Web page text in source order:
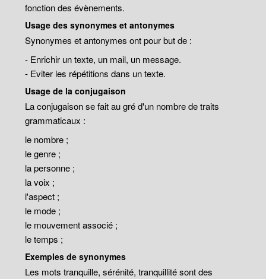
fonction des évènements.
Usage des synonymes et antonymes
Synonymes et antonymes ont pour but de :
- Enrichir un texte, un mail, un message.
- Eviter les répétitions dans un texte.
Usage de la conjugaison
La conjugaison se fait au gré d'un nombre de traits
grammaticaux :
le nombre ;
le genre ;
la personne ;
la voix ;
l'aspect ;
le mode ;
le mouvement associé ;
le temps ;
Exemples de synonymes
Les mots tranquille, sérénité, tranquillité sont des